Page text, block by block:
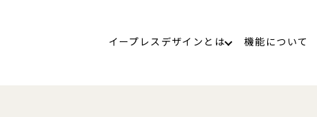
イープレスデザインとは 機能について